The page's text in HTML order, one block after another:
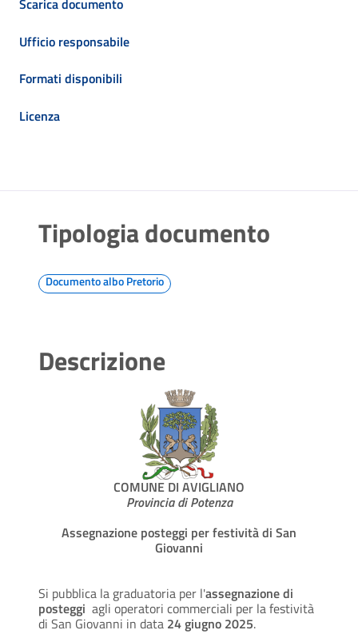
Scarica documento
Ufficio responsabile
Formati disponibili
Licenza
Tipologia documento
Documento albo Pretorio
Descrizione
COMUNE DI AVIGLIANO
Provincia di Potenza
Assegnazione posteggi per festività di San
Giovanni
Si pubblica la graduatoria per l'assegnazione di
posteggi agli operatori commerciali per la festività
di San Giovanni in data 24 giugno 2025.